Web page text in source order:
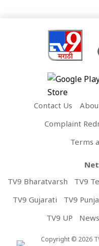
Contact Us
Complaint
Terms
TV9 Bharatvarsh
TV9
TV9 Gujarati
TV9
TV9 UP
Copyright © 2026